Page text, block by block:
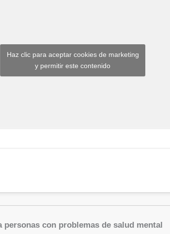
Haz clic para aceptar cookies de marketing
y permitir este contenido
con problemas de salud mental